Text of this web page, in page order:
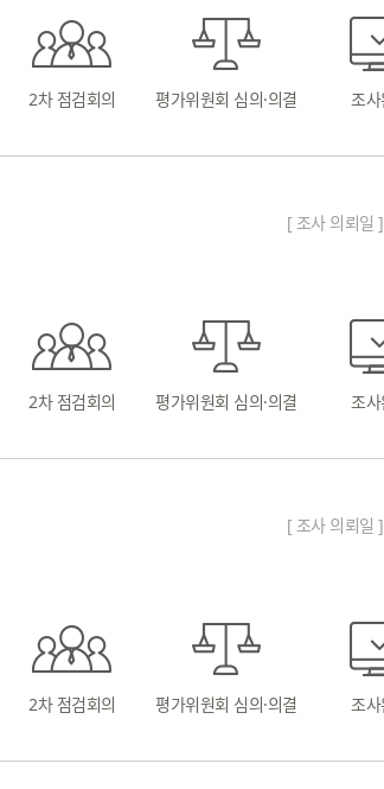
2차 점검회의 평가위원회 심의·의결 조
[ 조사 의뢰일
2차 점검회의 평가위원회 심의·의결 조
[ 조사 의뢰일
2차 점검회의 평가위원회 심의·의결 조